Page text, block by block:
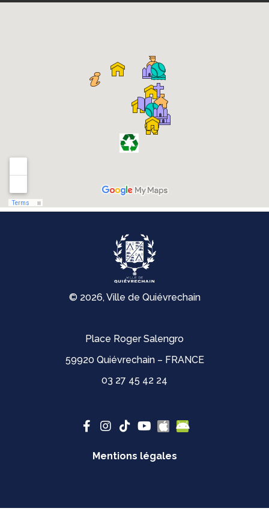
© 2026, Ville de Quiévrechain
Place Roger Salengro
59920 Quiévrechain – FRANCE
03 27 45 42 24
Mentions légales